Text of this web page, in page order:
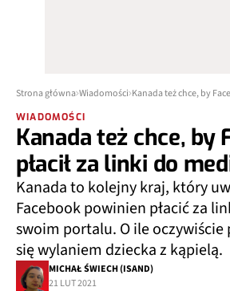
Strona główna Wiadomości
WIADOMOŚCI
Kanada też chce, by
płacił za linki do
Kanada to kolejny kraj, który
Facebook powinien płacić za
swoim portalu. O ile oczywiście
się wylaniem dziecka z kąpielą.
MICHAŁ ŚWIECH (ISAND)
21 LUT 2021